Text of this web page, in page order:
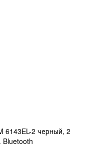
6143EL-2 черный, 2
Bluetooth